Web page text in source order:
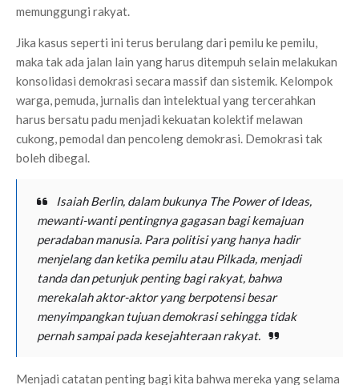
memunggungi rakyat.
Jika kasus seperti ini terus berulang dari pemilu ke pemilu,
maka tak ada jalan lain yang harus ditempuh selain melakukan
konsolidasi demokrasi secara massif dan sistemik. Kelompok
warga, pemuda, jurnalis dan intelektual yang tercerahkan
harus bersatu padu menjadi kekuatan kolektif melawan
cukong, pemodal dan pencoleng demokrasi. Demokrasi tak
boleh dibegal.
Isaiah Berlin, dalam bukunya The Power of Ideas,
mewanti-wanti pentingnya gagasan bagi kemajuan
peradaban manusia. Para politisi yang hanya hadir
menjelang dan ketika pemilu atau Pilkada, menjadi
tanda dan petunjuk penting bagi rakyat, bahwa
merekalah aktor-aktor yang berpotensi besar
menyimpangkan tujuan demokrasi sehingga tidak
pernah sampai pada kesejahteraan rakyat.
Menjadi catatan penting bagi kita bahwa mereka yang selama